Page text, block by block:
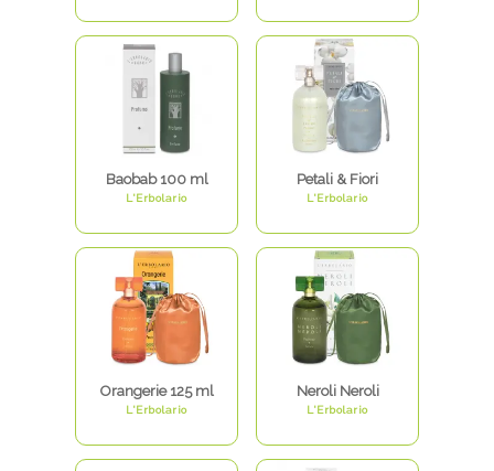
Baobab 100 ml
L'Erbolario
Petali & Fiori
L'Erbolario
Orangerie 125 ml
L'Erbolario
Neroli Neroli
L'Erbolario